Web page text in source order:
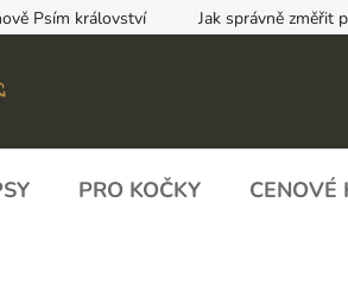
Psím království Jak správně změřit
PRO KOČKY CENOVÉ